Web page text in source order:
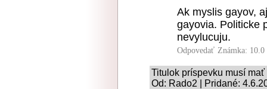
Ak myslis gayov,
gayovia. Politicke
nevylucuju.
Odpovedať Známka: 10.0
Titulok príspevku musí
Od: Rado2 | Pridané: